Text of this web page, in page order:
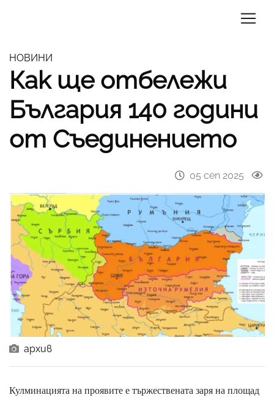
НОВИНИ
Как ще отбележи
България 140 години
от Съединението
05 сеп 2025
архив
Кулминацията на проявите е тържествената заря на площад